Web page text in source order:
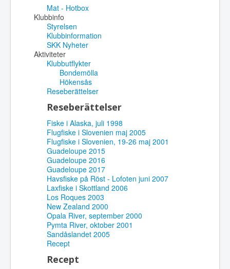
Mat - Hotbox
Klubbinfo
Styrelsen
Klubbinformation
SKK Nyheter
Aktiviteter
Klubbutflykter
Bondemölla
Hökensås
Reseberättelser
Reseberättelser
Fiske i Alaska, juli 1998
Flugfiske i Slovenien maj 2005
Flugfiske i Slovenien, 19-26 maj 2001
Guadeloupe 2015
Guadeloupe 2016
Guadeloupe 2017
Havsfiske på Röst - Lofoten juni 2007
Laxfiske i Skottland 2006
Los Roques 2003
New Zealand 2000
Opala River, september 2000
Pymta River, oktober 2001
Sandåslandet 2005
Recept
Recept